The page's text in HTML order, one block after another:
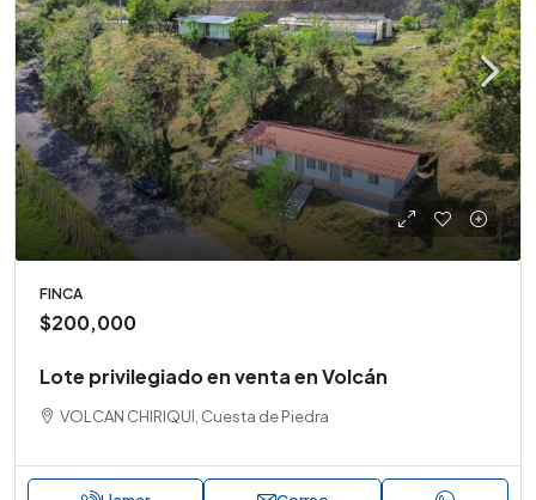
FINCA
$200,000
Lote privilegiado en venta en Volcán
VOLCAN CHIRIQUI, Cuesta de Piedra